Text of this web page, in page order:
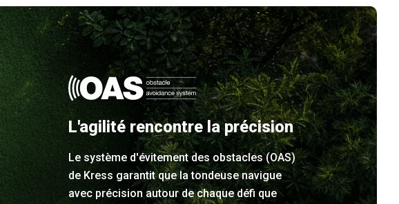
L'agilité rencontre la précision
Le système d'évitement des obstacles (OAS)
de Kress garantit que la tondeuse navigue
avec précision autour de chaque défi que